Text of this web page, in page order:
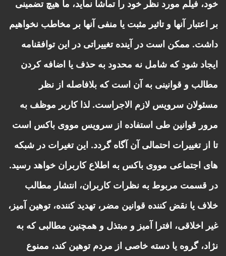
خود، فیلم مورد نظر خود را تماشا نماید، ما هیچ تضمینی
بر اعتبار آنها و تاثیر مثبت یا منفی آنها بر مخاطب نخواهیم
داشت. ممکن است در آینده تغییراتی در این توافقنامه
ایجاد شود که شامل نه محدود به حذف یا اضافه کردن
مطالب و قوانینی به آن است که بلافاصله از نظر
مسئولان سرویس لازم الاجراست. لذا کاربر موظف به
مرور قوانین طی استفاده از سرویس مووی باکس است
تا از تغییرات احتمالی آن آگاه گردد. این تغیرات در شبکه
های اجتماعی مووی باکس به اطلاع کاربران خواهد رسید.
در قسمت مربوط به نظرات کاربران، انتشار مطالب
خلاف یا نقض کننده قوانین مضر، تهدید کننده، توهین آمیز،
غیر اخلاقی، افترا آمیز و مبتذل و همچنین مطالبی که به
نژاد، گروه یا دسته خاصی از مردم توهین کند، ممنوع